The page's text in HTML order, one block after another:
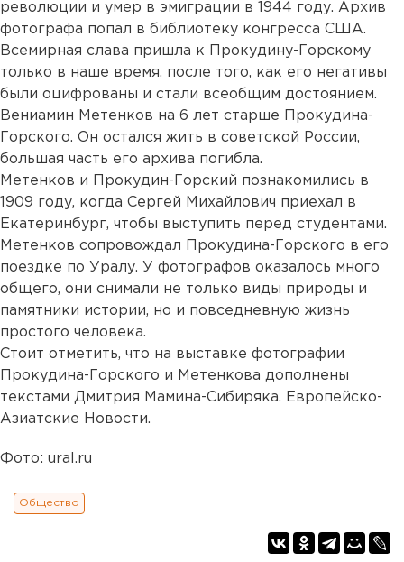
революции и умер в эмиграции в 1944 году. Архив
фотографа попал в библиотеку конгресса США.
Всемирная слава пришла к Прокудину-Горскому
только в наше время, после того, как его негативы
были оцифрованы и стали всеобщим достоянием.
Вениамин Метенков на 6 лет старше Прокудина-
Горского. Он остался жить в советской России,
большая часть его архива погибла.
Метенков и Прокудин-Горский познакомились в
1909 году, когда Сергей Михайлович приехал в
Екатеринбург, чтобы выступить перед студентами.
Метенков сопровождал Прокудина-Горского в его
поездке по Уралу. У фотографов оказалось много
общего, они снимали не только виды природы и
памятники истории, но и повседневную жизнь
простого человека.
Стоит отметить, что на выставке фотографии
Прокудина-Горского и Метенкова дополнены
текстами Дмитрия Мамина-Сибиряка. Европейско-
Азиатские Новости.
Фото: ural.ru
Общество